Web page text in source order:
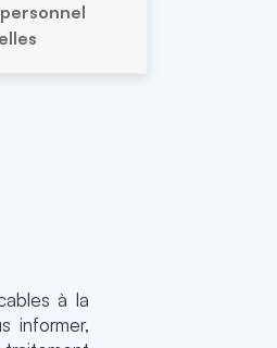
à la
informer,